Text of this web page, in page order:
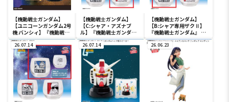
【機動戦士ガンダム】
【ユニコーンガンダム2号
機 バンシィ】『機動戦士
ガンダムUC』 胸像センサ
ーライト-ユニコーンガン
ダム2号機 バンシィ（デ
ストロイモード）-
【機動戦士ガンダム】
【C:シャア・アズナブ
ル】『機動戦士ガンダ
ム』 グラス
【機動戦士ガンダム】
【B:シャア専用ザクⅡ】
『機動戦士ガンダム』 グ
ラス
26.07.14 26.07.14 26.06.23